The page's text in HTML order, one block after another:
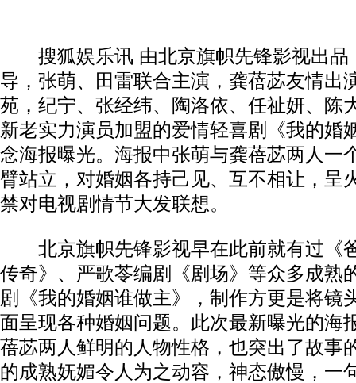
搜狐娱乐讯 由北京旗帜先锋影视出品
导，张萌、田雷联合主演，龚蓓苾友情出
苑，纪宁、张经纬、陶洛依、任祉妍、陈
新老实力演员加盟的爱情轻喜剧《我的婚
念海报曝光。海报中张萌与龚蓓苾两人一
臂站立，对婚姻各持己见、互不相让，呈
禁对电视剧情节大发联想。
北京旗帜先锋影视早在此前就有过《
传奇》、严歌苓编剧《剧场》等众多成熟
剧《我的婚姻谁做主》，制作方更是将镜
面呈现各种婚姻问题。此次最新曝光的海
蓓苾两人鲜明的人物性格，也突出了故事
的成熟妩媚令人为之动容，神态傲慢，一